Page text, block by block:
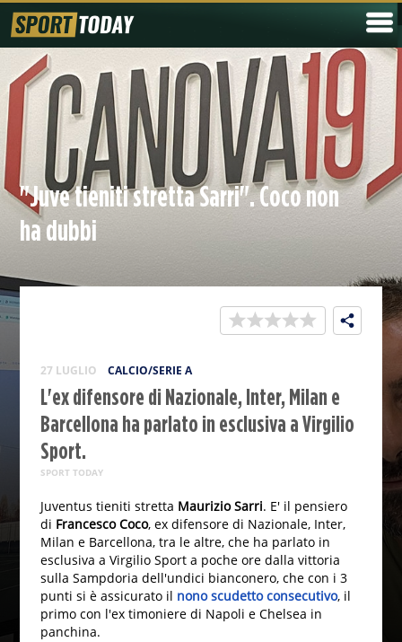
"Juve tieniti stretta Sarri". Coco non
ha dubbi
27 LUGLIO CALCIO/SERIE A
L'ex difensore di Nazionale, Inter, Milan e
Barcellona ha parlato in esclusiva a Virgilio
Sport.
SPORT TODAY
Juventus tieniti stretta Maurizio Sarri. E' il pensiero
di Francesco Coco, ex difensore di Nazionale, Inter,
Milan e Barcellona, tra le altre, che ha parlato in
esclusiva a Virgilio Sport a poche ore dalla vittoria
sulla Sampdoria dell'undici bianconero, che con i 3
punti si è assicurato il nono scudetto consecutivo, il
primo con l'ex timoniere di Napoli e Chelsea in
panchina.